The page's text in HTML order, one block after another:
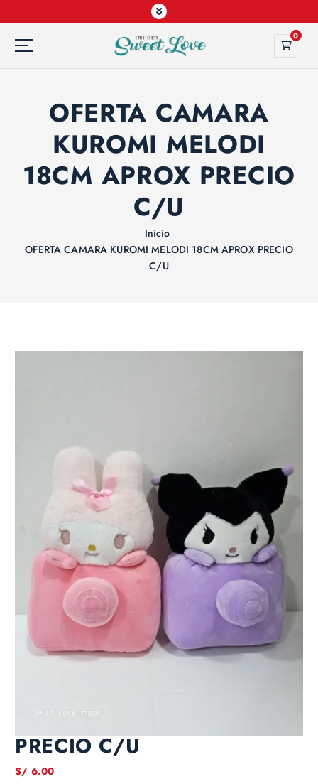
0
OFERTA CAMARA
KUROMI MELODI
18CM APROX PRECIO
C/U
Inicio
OFERTA CAMARA KUROMI MELODI 18CM APROX PRECIO
C/U
MELODI 18CM APROX
PRECIO C/U
S/ 6.00